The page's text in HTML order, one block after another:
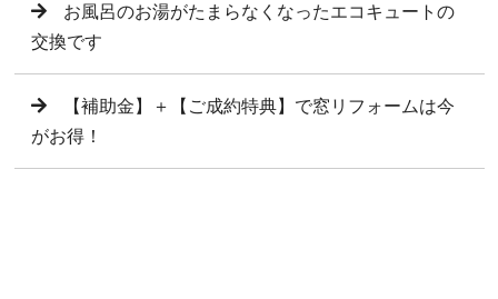
お風呂のお湯がたまらなくなったエコキュートの
交換です
【補助金】＋【ご成約特典】で窓リフォームは今
がお得！